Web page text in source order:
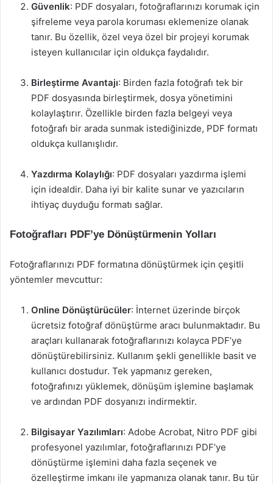
Güvenlik: PDF dosyaları, fotoğraflarınızı korumak için
şifreleme veya parola koruması eklemenize olanak
tanır. Bu özellik, özel veya özel bir projeyi korumak
isteyen kullanıcılar için oldukça faydalıdır.
Birleştirme Avantajı: Birden fazla fotoğrafı tek bir
PDF dosyasında birleştirmek, dosya yönetimini
kolaylaştırır. Özellikle birden fazla belgeyi veya
fotoğrafı bir arada sunmak istediğinizde, PDF formatı
oldukça kullanışlıdır.
Yazdırma Kolaylığı: PDF dosyaları yazdırma işlemi
için idealdir. Daha iyi bir kalite sunar ve yazıcıların
ihtiyaç duyduğu formatı sağlar.
Fotoğrafları PDF’ye Dönüştürmenin Yolları
Fotoğraflarınızı PDF formatına dönüştürmek için çeşitli
yöntemler mevcuttur:
Online Dönüştürücüler: İnternet üzerinde birçok
ücretsiz fotoğraf dönüştürme aracı bulunmaktadır. Bu
araçları kullanarak fotoğraflarınızı kolayca PDF’ye
dönüştürebilirsiniz. Kullanım şekli genellikle basit ve
kullanıcı dostudur. Tek yapmanız gereken,
fotoğrafınızı yüklemek, dönüşüm işlemine başlamak
ve ardından PDF dosyanızı indirmektir.
Bilgisayar Yazılımları: Adobe Acrobat, Nitro PDF gibi
profesyonel yazılımlar, fotoğraflarınızı PDF’ye
dönüştürme işlemini daha fazla seçenek ve
özelleştirme imkanı ile yapmanıza olanak tanır. Bu tür